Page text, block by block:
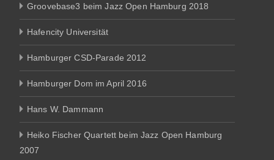
Groovebase3 beim Jazz Open Hamburg 2018
Hafencity Universität
Hamburger CSD-Parade 2012
Hamburger Dom im April 2016
Hans W. Dammann
Heiko Fischer Quartett beim Jazz Open Hamburg
2007